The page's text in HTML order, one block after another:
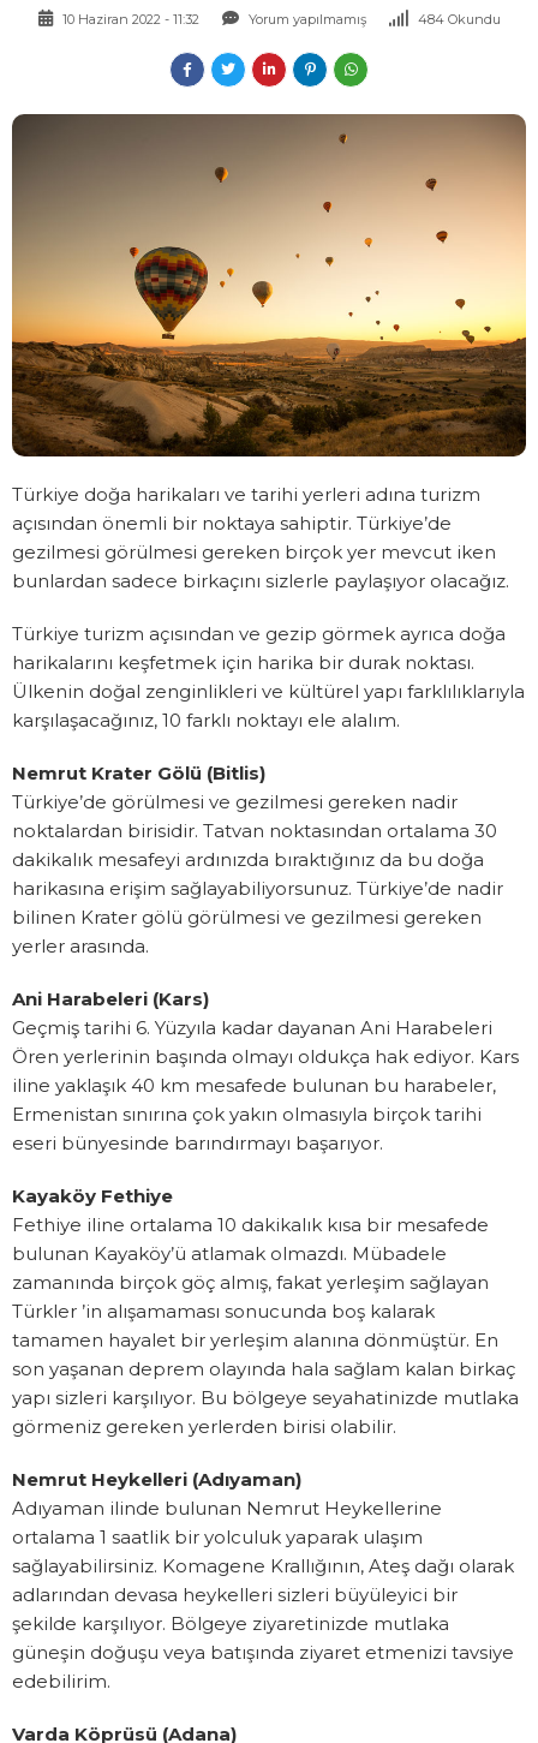
10 Haziran 2022 - 11:32 Yorum yapılmamış 484 Okundu
Türkiye doğa harikaları ve tarihi yerleri adına turizm
açısından önemli bir noktaya sahiptir. Türkiye’de
gezilmesi görülmesi gereken birçok yer mevcut iken
bunlardan sadece birkaçını sizlerle paylaşıyor olacağız.
Türkiye turizm açısından ve gezip görmek ayrıca doğa
harikalarını keşfetmek için harika bir durak noktası.
Ülkenin doğal zenginlikleri ve kültürel yapı farklılıklarıyla
karşılaşacağınız, 10 farklı noktayı ele alalım.
Nemrut Krater Gölü (Bitlis)
Türkiye’de görülmesi ve gezilmesi gereken nadir
noktalardan birisidir. Tatvan noktasından ortalama 30
dakikalık mesafeyi ardınızda bıraktığınız da bu doğa
harikasına erişim sağlayabiliyorsunuz. Türkiye’de nadir
bilinen Krater gölü görülmesi ve gezilmesi gereken
yerler arasında.
Ani Harabeleri (Kars)
Geçmiş tarihi 6. Yüzyıla kadar dayanan Ani Harabeleri
Ören yerlerinin başında olmayı oldukça hak ediyor. Kars
iline yaklaşık 40 km mesafede bulunan bu harabeler,
Ermenistan sınırına çok yakın olmasıyla birçok tarihi
eseri bünyesinde barındırmayı başarıyor.
Kayaköy Fethiye
Fethiye iline ortalama 10 dakikalık kısa bir mesafede
bulunan Kayaköy’ü atlamak olmazdı. Mübadele
zamanında birçok göç almış, fakat yerleşim sağlayan
Türkler ’in alışamaması sonucunda boş kalarak
tamamen hayalet bir yerleşim alanına dönmüştür. En
son yaşanan deprem olayında hala sağlam kalan birkaç
yapı sizleri karşılıyor. Bu bölgeye seyahatinizde mutlaka
görmeniz gereken yerlerden birisi olabilir.
Nemrut Heykelleri (Adıyaman)
Adıyaman ilinde bulunan Nemrut Heykellerine
ortalama 1 saatlik bir yolculuk yaparak ulaşım
sağlayabilirsiniz. Komagene Krallığının, Ateş dağı olarak
adlarından devasa heykelleri sizleri büyüleyici bir
şekilde karşılıyor. Bölgeye ziyaretinizde mutlaka
güneşin doğuşu veya batışında ziyaret etmenizi tavsiye
edebilirim.
Varda Köprüsü (Adana)